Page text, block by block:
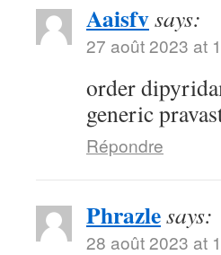
Aaisfvsays:
27 août 2023 at
order
generic
Répondre
Phrazlesays:
28 août 2023 at